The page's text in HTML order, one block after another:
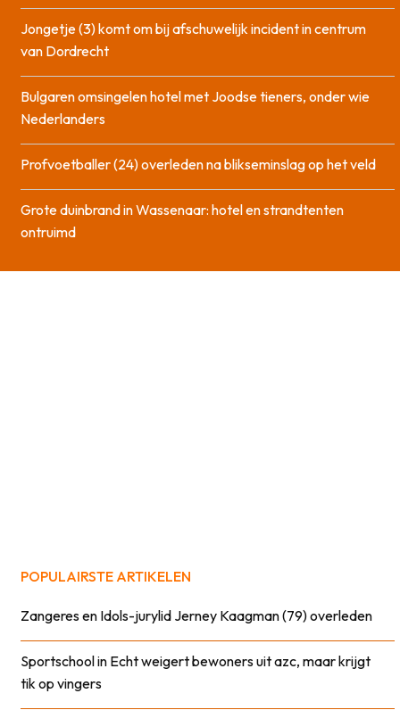
Jongetje (3) komt om bij afschuwelijk incident in centrum
van Dordrecht
Bulgaren omsingelen hotel met Joodse tieners, onder wie
Nederlanders
Profvoetballer (24) overleden na blikseminslag op het veld
Grote duinbrand in Wassenaar: hotel en strandtenten
ontruimd
POPULAIRSTE ARTIKELEN
Zangeres en Idols-jurylid Jerney Kaagman (79) overleden
Sportschool in Echt weigert bewoners uit azc, maar krijgt
tik op vingers